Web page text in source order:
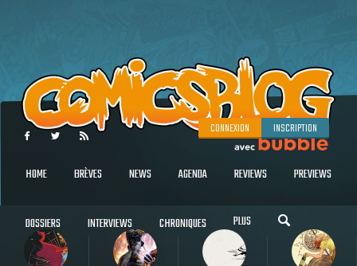
CONNEXION INSCRIPTION
HOME BRÈVES NEWS AGENDA REVIEWS PREVIEWS
DOSSIERS INTERVIEWS CHRONIQUES PLUS